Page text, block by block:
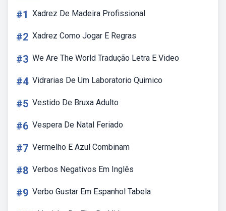
#1 Xadrez De Madeira Profissional
#2 Xadrez Como Jogar E Regras
#3 We Are The World Tradução Letra E Video
#4 Vidrarias De Um Laboratorio Quimico
#5 Vestido De Bruxa Adulto
#6 Vespera De Natal Feriado
#7 Vermelho E Azul Combinam
#8 Verbos Negativos Em Inglês
#9 Verbo Gustar Em Espanhol Tabela